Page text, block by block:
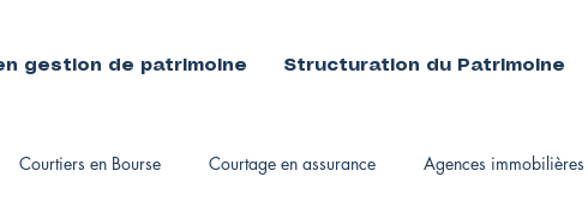
gestion de patrimoine Structuration du Patrimoine
Courtiers en Bourse Courtage en assurance Agences immobilières